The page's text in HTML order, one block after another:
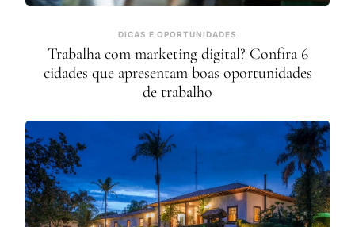
DICAS E OPORTUNIDADES
Trabalha com marketing digital? Confira 6
cidades que apresentam boas oportunidades
de trabalho